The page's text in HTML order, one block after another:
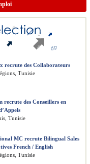
recrute des Collaborateurs
Tunisie
recrute des Conseillers en
Tunisie
MC recrute Bilingual Sales
French / English
Tunisie